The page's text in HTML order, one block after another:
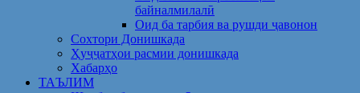
байналмилалӣ
Оид ба тарбия ва рушди ҷавонон
Сохтори Донишкада
Ҳуҷҷатҳои расмии донишкада
Хабарҳо
ТАЪЛИМ